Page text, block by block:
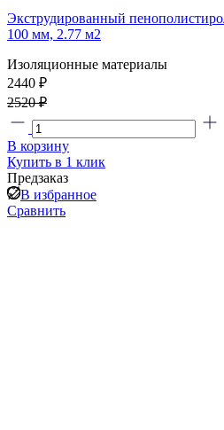
Экструдированный
100 мм, 2.77 м2
Изоляционные материалы
2440 ₽
2520 ₽
В корзину
Купить в 1 клик
Предзаказ
В избранное
Сравнить